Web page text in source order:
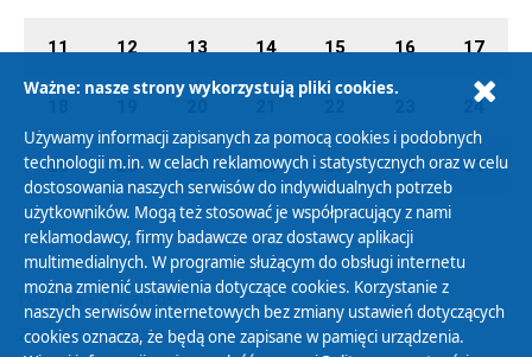
11 12 13 14 15 16 17
24
25 26 27 28 29 30 31
Polityka Prywatności
Zasady korzystania z Serwisu
Ważne: nasze strony wykorzystują pliki cookies.
Używamy informacji zapisanych za pomocą cookies i podobnych
technologii m.in. w celach reklamowych i statystycznych oraz w celu
dostosowania naszych serwisów do indywidualnych potrzeb
użytkowników. Mogą też stosować je współpracujący z nami
reklamodawcy, firmy badawcze oraz dostawcy aplikacji
multimedialnych. W programie służącym do obsługi internetu
można zmienić ustawienia dotyczące cookies. Korzystanie z
naszych serwisów internetowych bez zmiany ustawień dotyczących
cookies oznacza, że będą one zapisane w pamięci urządzenia.